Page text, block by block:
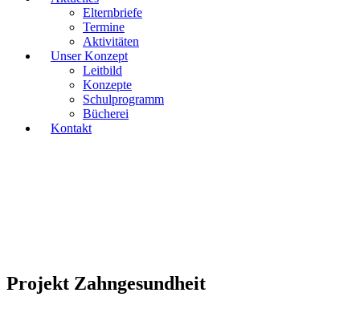
Elternbriefe
Termine
Aktivitäten
Unser Konzept
Leitbild
Konzepte
Schulprogramm
Bücherei
Kontakt
Projekt Zahngesundheit